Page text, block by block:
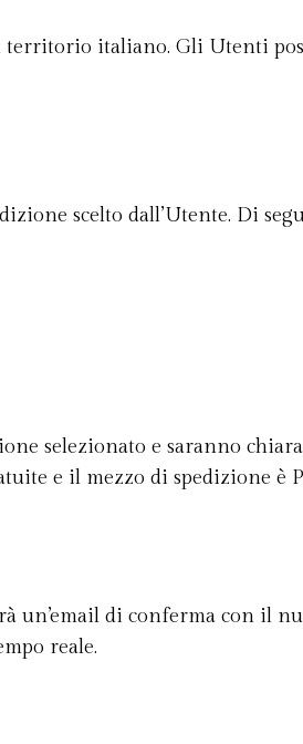
italiano. Gli Utenti
scelto dall’Utente. Di
selezionato e saranno
e il mezzo di spedizione
un’email di conferma con il
reale.